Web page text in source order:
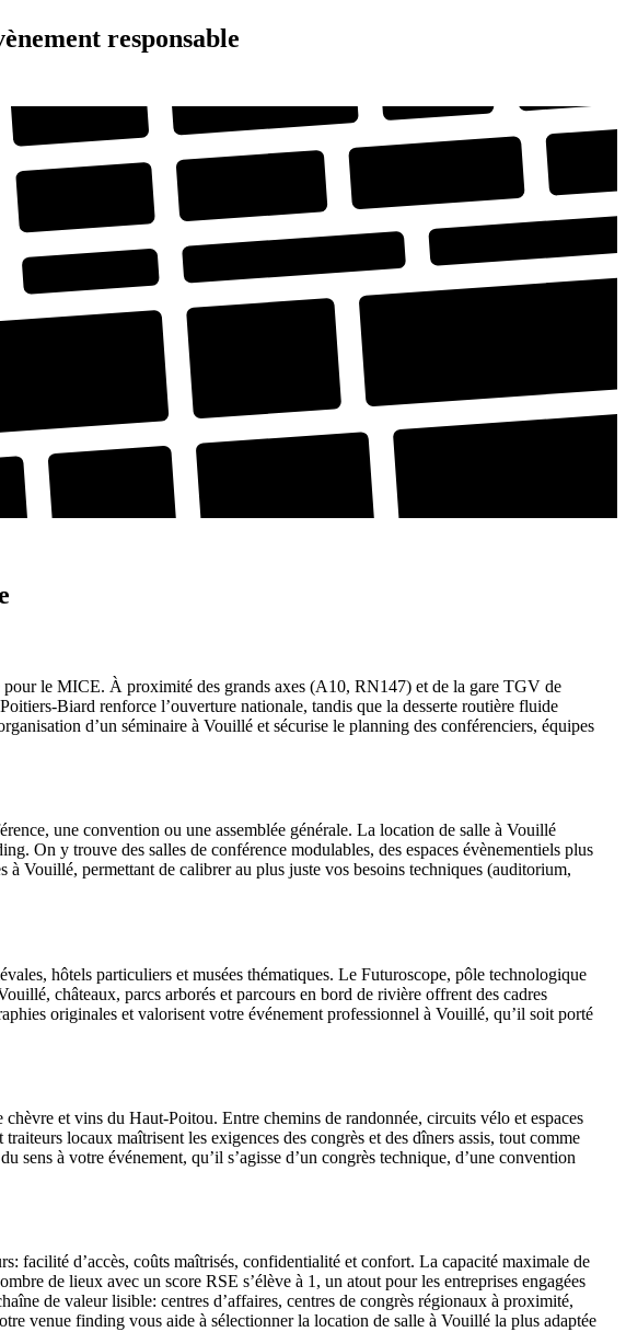
responsable
le MICE. À proximité des grands axes (A10, RN147) et de la gare TGV de
Biard renforce l’ouverture nationale, tandis que la desserte routière fluide
d’un séminaire à Vouillé et sécurise le planning des conférenciers, équipes
une convention ou une assemblée générale. La location de salle à Vouillé
On y trouve des salles de conférence modulables, des espaces évènementiels plus
Vouillé, permettant de calibrer au plus juste vos besoins techniques (auditorium,
hôtels particuliers et musées thématiques. Le Futuroscope, pôle technologique
châteaux, parcs arborés et parcours en bord de rivière offrent des cadres
originales et valorisent votre événement professionnel à Vouillé, qu’il soit porté
et vins du Haut-Poitou. Entre chemins de randonnée, circuits vélo et espaces
locaux maîtrisent les exigences des congrès et des dîners assis, tout comme
à votre événement, qu’il s’agisse d’un congrès technique, d’une convention
facilité d’accès, coûts maîtrisés, confidentialité et confort. La capacité maximale de
de lieux avec un score RSE s’élève à 1, un atout pour les entreprises engagées
de valeur lisible: centres d’affaires, centres de congrès régionaux à proximité,
venue finding vous aide à sélectionner la location de salle à Vouillé la plus adaptée